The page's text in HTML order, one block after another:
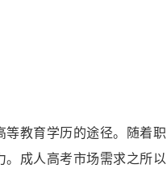
教育学历的途径。随着职
成人高考市场需求之所以